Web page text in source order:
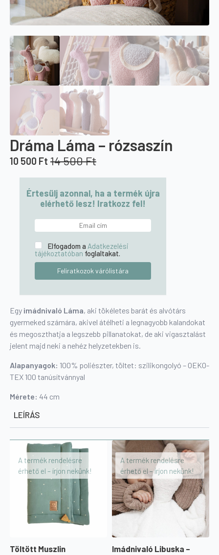
Dráma Láma – rózsaszín
14 500Ft
Original
price
was:
10 500 Ft
Current
price
Értesülj azonnal, ha a termék újra
elérhető lesz! Iratkozz fel!
Elfogadom a Adatkezelési
tájékoztatóban foglaltakat.
Egy imádnivaló Láma, aki tökéletes barát és alvótárs
gyermeked számára, akivel átélheti a legnagyobb kalandokat
és megoszthatja a legszebb pillanatokat, de aki vigasztalást
jelent majd neki a nehéz helyzetekben is.
Alapanyagok: 100% poliészter, töltet: szilikongolyó – OEKO-
TEX 100 tanúsítvánnyal
Mérete: 44 cm
LEÍRÁS
A termék rendelésre
érhető el – írjon nekünk!
Töltött Muszlin
A termék rendelésre
érhető el – írjon nekünk!
Imádnivaló Libuska –